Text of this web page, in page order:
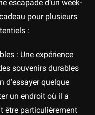
escapade d’un week-
pour plusieurs
:
: Une expérience
souvenirs durables
d’essayer quelque
un endroit où il a
être particulièrement